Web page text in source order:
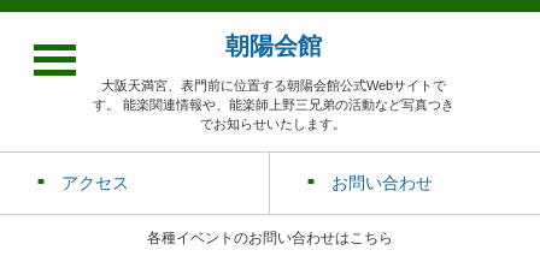
朝陽会館
大阪天満宮、表門前に位置する朝陽会館公式Webサイトで
す。 能楽関連情報や、能楽師上野三兄弟の活動など写真つき
でお知らせいたします。
アクセス お問い合わせ
各種イベントのお問い合わせはこちら